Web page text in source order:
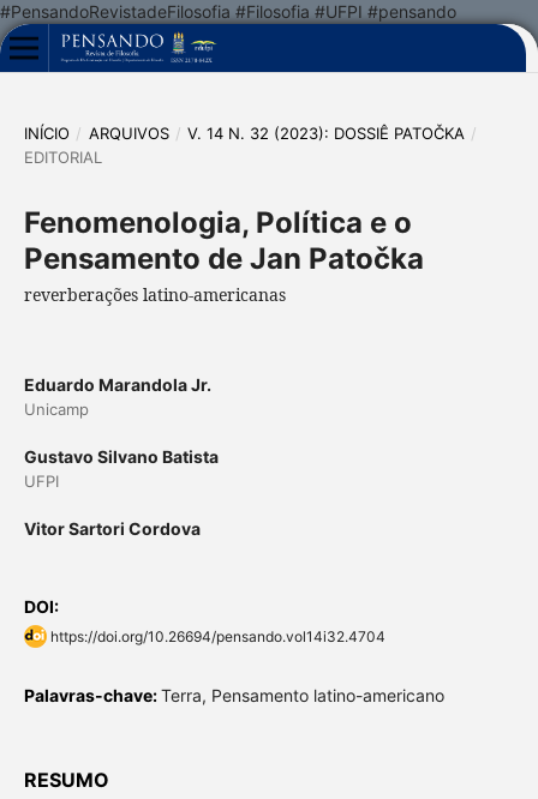
#PensandoRevistadeFilosofia #Filosofia #UFPI #pensando
INÍCIO / ARQUIVOS / V. 14 N. 32 (2023): DOSSIÊ PATOČKA /
EDITORIAL
Fenomenologia, Política e o
Pensamento de Jan Patočka
reverberações latino-americanas
Eduardo Marandola Jr.
Unicamp
Gustavo Silvano Batista
UFPI
Vitor Sartori Cordova
DOI:
https://doi.org/10.26694/pensando.vol14i32.4704
Palavras-chave:Terra, Pensamento latino-americano
RESUMO